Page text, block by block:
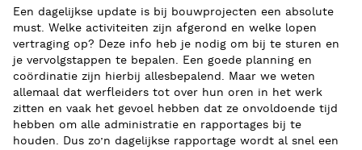
Een dagelijkse update is bij bouwprojecten een absolute
must. Welke activiteiten zijn afgerond en welke lopen
vertraging op? Deze info heb je nodig om bij te sturen en
je vervolgstappen te bepalen. Een goede planning en
coördinatie zijn hierbij allesbepalend. Maar we weten
allemaal dat werfleiders tot over hun oren in het werk
zitten en vaak het gevoel hebben dat ze onvoldoende tijd
hebben om alle administratie en rapportages bij te
houden. Dus zo’n dagelijkse rapportage wordt al snel een